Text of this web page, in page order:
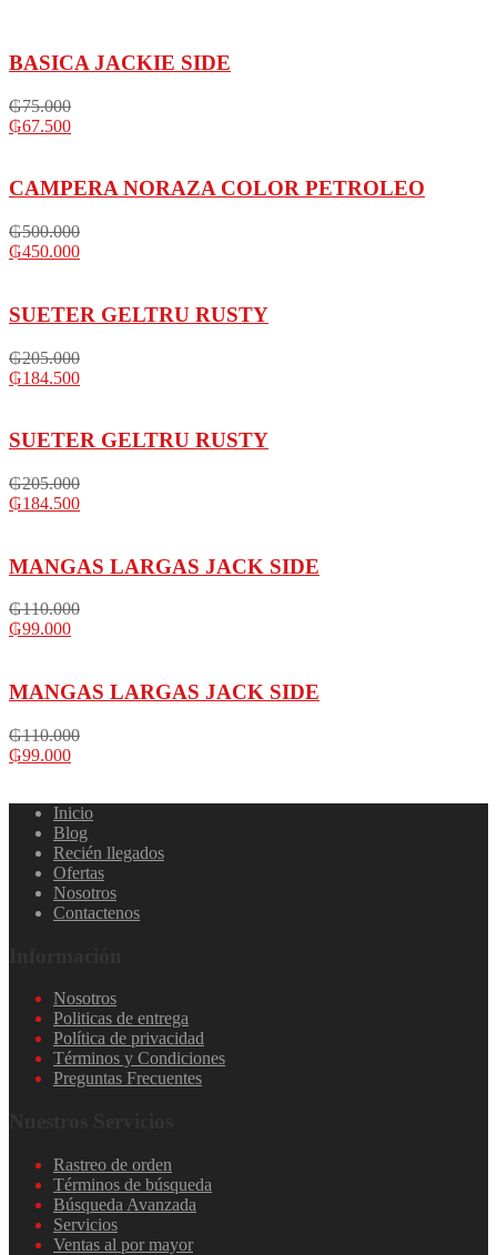
BASICA JACKIE SIDE
₲75.000
₲67.500
CAMPERA NORAZA COLOR PETROLEO
₲500.000
₲450.000
SUETER GELTRU RUSTY
₲205.000
₲184.500
SUETER GELTRU RUSTY
₲205.000
₲184.500
MANGAS LARGAS JACK SIDE
₲110.000
₲99.000
MANGAS LARGAS JACK SIDE
₲110.000
₲99.000
Inicio
Blog
Recién llegados
Ofertas
Nosotros
Contactenos
Nosotros
Politicas de entrega
Política de privacidad
Términos y Condiciones
Preguntas Frecuentes
Rastreo de orden
Términos de búsqueda
Búsqueda Avanzada
Servicios
Ventas al por mayor